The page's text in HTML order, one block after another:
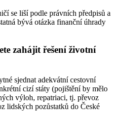
se liší podle právních předpisů a
bývá otázka finanční úhrady
zahájit řešení životní
sjednat adekvátní cestovní
cizí státy (pojištění by mělo
výloh, repatriaci, tj. převoz
lidských pozůstatků do České